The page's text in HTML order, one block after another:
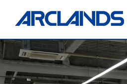
事業内
投資家
会社情
サステ
店舗物
採用情